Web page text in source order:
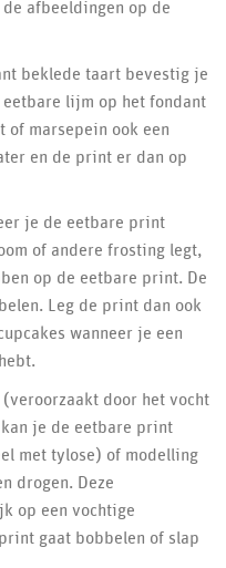
afbeeldingen op de
beklede taart bevestig je
lijm op het fondant
of marsepein ook een
en de print er dan op
je de eetbare print
of andere frosting legt,
op de eetbare print. De
Leg de print dan ook
wanneer je een
door het vocht
je de eetbare print
met tylose) of modelling
drogen. Deze
op een vochtige
gaat bobbelen of slap